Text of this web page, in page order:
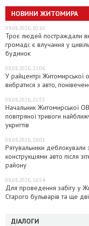
НОВИНИ ЖИТОМИРА
09.08.2026, 10:16
Троє людей постраждали
громаді: є влучання у
будинок
08.08.2026, 22:06
У райцентрі Житомирської
вибратися з авто,
08.08.2026, 21:53
Начальник Житомирської
повітряної тривоги
укриттів
08.08.2026, 18:01
Рятувальники деблокували
конструкціями авто після
району
08.08.2026, 16:54
Для проведення забігу у
Старого бульварів та ще
ДІАЛОГИ